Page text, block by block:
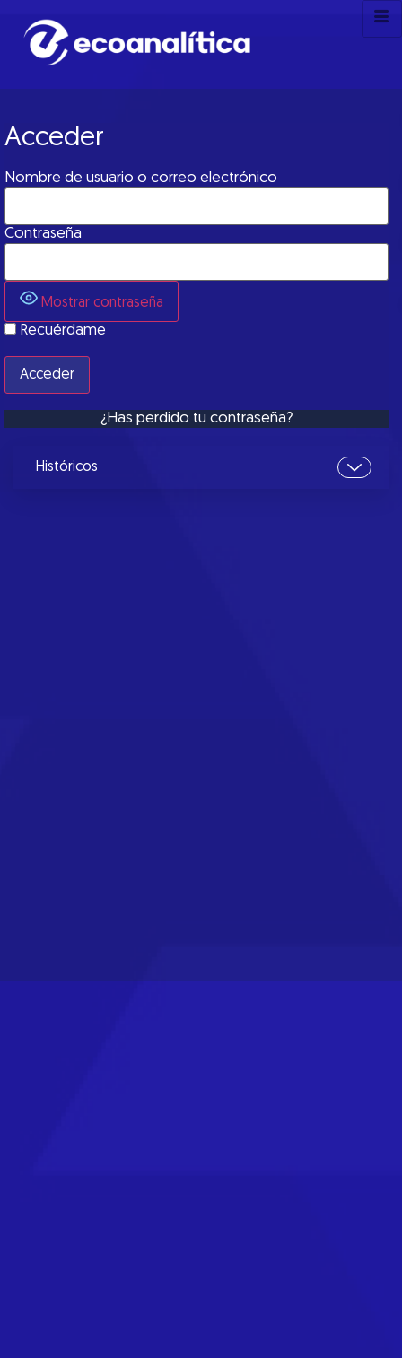
Acceder
Nombre de usuario o correo electrónico
Contraseña
Mostrar contraseña
Recuérdame
¿Has perdido tu contraseña?
Históricos